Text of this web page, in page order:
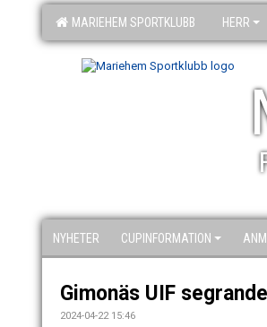
MARIEHEM SPORTKLUBB HERR
NYHETER CUPINFORMATION
Gimonäs UIF
2024-04-22 15:46